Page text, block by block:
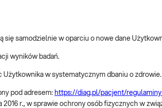
samodzielnie w oparciu o nowe dane
wyników badań.
w systematycznym dbaniu o zdrowie.
pod adresem: https://diag.pl/pacjent/
2016 r., w sprawie ochrony osób fizycznych w